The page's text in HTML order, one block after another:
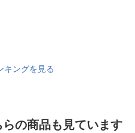
ングを見る
の商品も見ています